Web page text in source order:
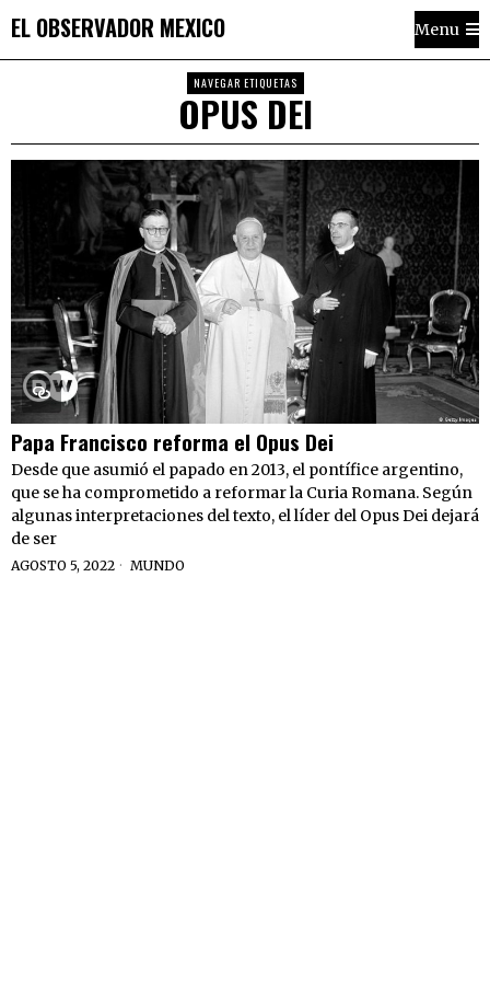
EL OBSERVADOR MEXICO Menu
NAVEGAR ETIQUETAS
OPUS DEI
Papa Francisco reforma el Opus Dei
Desde que asumió el papado en 2013, el pontífice argentino,
que se ha comprometido a reformar la Curia Romana. Según
algunas interpretaciones del texto, el líder del Opus Dei dejará
de ser
AGOSTO 5, 2022 MUNDO